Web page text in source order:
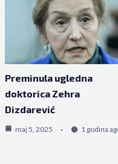
Preminula ugledna
doktorica Zehra
Dizdarević
maj 5, 2025 1 godina